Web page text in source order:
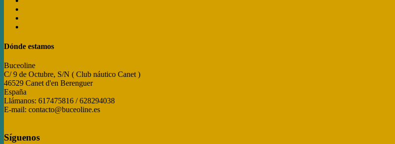
Dónde estamos
Buceoline
C/ 9 de Octubre, S/N ( Club náutico Canet )
46529 Canet d'en Berenguer
España
Llámanos: 617475816 / 628294038
E-mail: contacto@buceoline.es
Síguenos